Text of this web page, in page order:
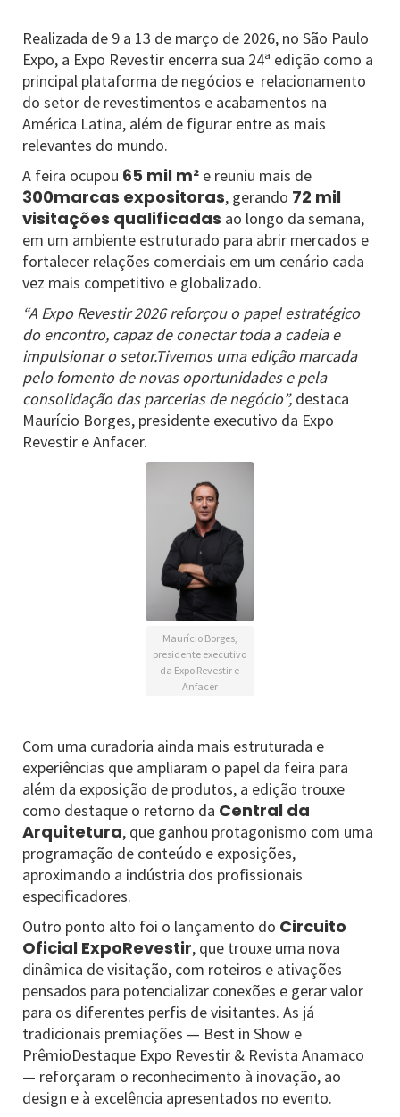
Realizada de 9 a 13 de março de 2026, no São Paulo
Expo, a Expo Revestir encerra sua 24ª edição como a
principal plataforma de negócios e relacionamento
do setor de revestimentos e acabamentos na
América Latina, além de figurar entre as mais
relevantes do mundo.
A feira ocupou 65 mil m² e reuniu mais de
300marcas expositoras, gerando 72 mil
visitações qualificadas ao longo da semana,
em um ambiente estruturado para abrir mercados e
fortalecer relações comerciais em um cenário cada
vez mais competitivo e globalizado.
“A Expo Revestir 2026 reforçou o papel estratégico
do encontro, capaz de conectar toda a cadeia e
impulsionar o setor.Tivemos uma edição marcada
pelo fomento de novas oportunidades e pela
consolidação das parcerias de negócio”, destaca
Maurício Borges, presidente executivo da Expo
Revestir e Anfacer.
Maurício Borges,
presidente executivo
da Expo Revestir e
Anfacer
Com uma curadoria ainda mais estruturada e
experiências que ampliaram o papel da feira para
além da exposição de produtos, a edição trouxe
como destaque o retorno da Central da
Arquitetura, que ganhou protagonismo com uma
programação de conteúdo e exposições,
aproximando a indústria dos profissionais
especificadores.
Outro ponto alto foi o lançamento do Circuito
Oficial ExpoRevestir, que trouxe uma nova
dinâmica de visitação, com roteiros e ativações
pensados para potencializar conexões e gerar valor
para os diferentes perfis de visitantes. As já
tradicionais premiações — Best in Show e
PrêmioDestaque Expo Revestir & Revista Anamaco
— reforçaram o reconhecimento à inovação, ao
design e à excelência apresentados no evento.